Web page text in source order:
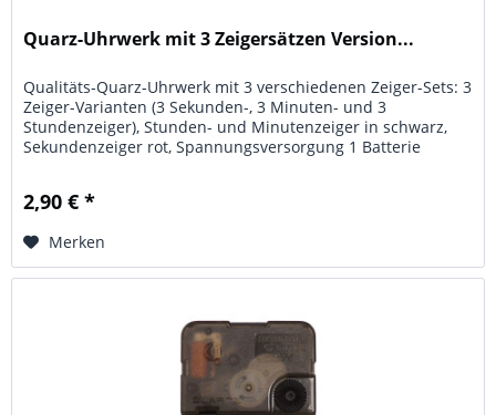
Quarz-Uhrwerk mit 3 Zeigersätzen Version...
Qualitäts-Quarz-Uhrwerk mit 3 verschiedenen Zeiger-Sets: 3
Zeiger-Varianten (3 Sekunden-, 3 Minuten- und 3
Stundenzeiger), Stunden- und Minutenzeiger in schwarz,
Sekundenzeiger rot, Spannungsversorgung 1 Batterie
2,90 € *
Merken